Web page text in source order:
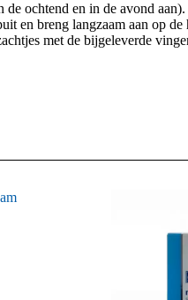
ochtend en in de avond aan).
en breng langzaam aan op
met de bijgeleverde